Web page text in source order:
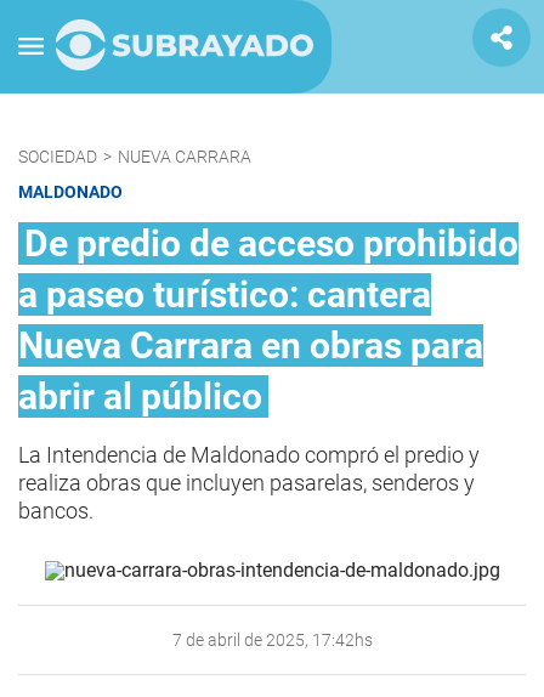
SOCIEDAD > NUEVA CARRARA
MALDONADO
De predio de acceso prohibido
a paseo turístico: cantera
Nueva Carrara en obras para
abrir al público
La Intendencia de Maldonado compró el predio y
realiza obras que incluyen pasarelas, senderos y
bancos.
7 de abril de 2025, 17:42hs